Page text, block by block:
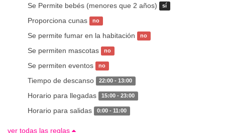
Se Permite bebés (menores que 2 años) sí
Proporciona cunas no
Se permite fumar en la habitación no
Se permiten mascotas no
Se permiten eventos no
Tiempo de descanso 22:00 - 13:00
Horario para llegadas 15:00 - 23:00
Horario para salidas 0:00 - 11:00
ver todas las reglas